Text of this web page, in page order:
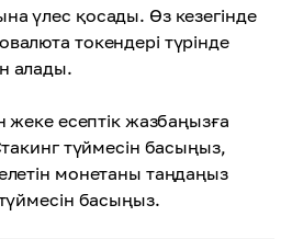
үлес қосады. Өз кезегінде
токендері түрінде
алады.
жеке есептік жазбаңызға
түймесін басыңыз,
монетаны таңдаңыз
басыңыз.